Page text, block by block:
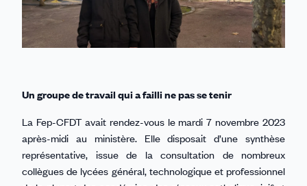
Un groupe de travail qui a failli ne pas se tenir
La Fep-CFDT avait rendez-vous le mardi 7 novembre 2023
après-midi au ministère. Elle disposait d’une synthèse
représentative, issue de la consultation de nombreux
collègues de lycées général, technologique et professionnel